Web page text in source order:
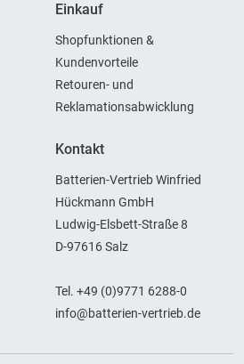
Einkauf
Shopfunktionen &
Kundenvorteile
Retouren- und
Reklamationsabwicklung
Kontakt
Batterien-Vertrieb Winfried
Hückmann GmbH
Ludwig-Elsbett-Straße 8
D-97616 Salz
Tel. +49 (0)9771 6288-0
info@batterien-vertrieb.de